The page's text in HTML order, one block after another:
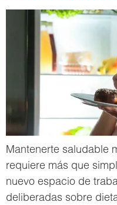
Mantenerte saludable
requiere más que
nuevo espacio de
deliberadas sobre